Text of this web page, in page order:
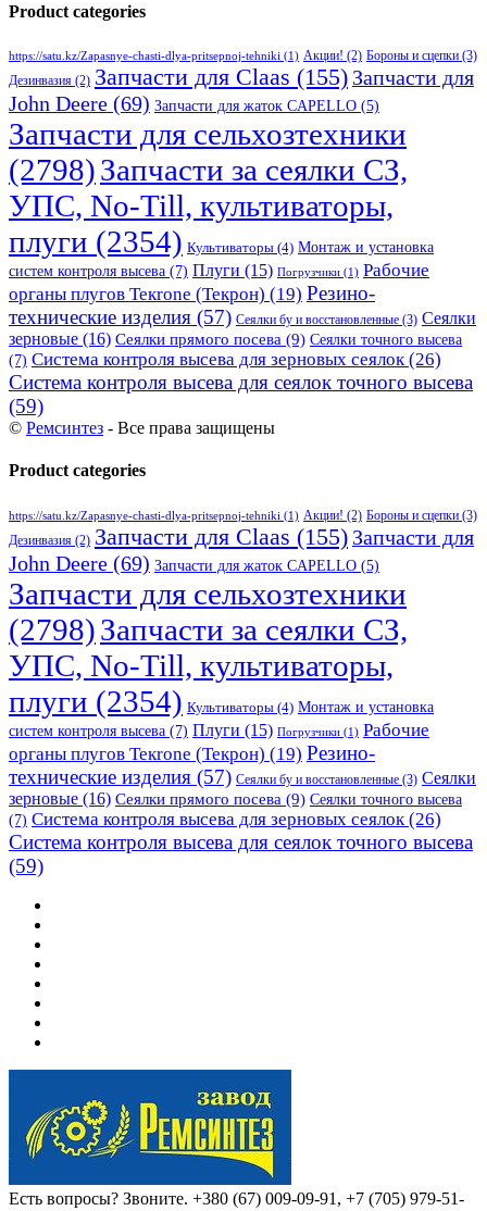
Product categories
https://satu.kz/Zapasnye-chasti-dlya-pritsepnoj-tehniki (1) Акции! (2) Бороны и сцепки (3)
Дезинвазия (2) Запчасти для Claas (155) Запчасти для
John Deere (69) Запчасти для жаток CAPELLO (5)
Запчасти для сельхозтехники
(2798)Запчасти за сеялки СЗ,
УПС, No-Till, культиваторы,
плуги (2354) Культиваторы (4) Монтаж и установка
систем контроля высева (7) Плуги (15) Погрузчики (1) Рабочие
органы плугов Текrоne (Текрон) (19) Резино-
технические изделия (57) Сеялки бу и восстановленные (3) Сеялки
зерновые (16) Сеялки прямого посева (9) Сеялки точного высева
(7) Система контроля высева для зерновых сеялок(26)
Система контроля высева для сеялок точного высева
(59)
© Ремсинтез - Все права защищены
Product categories
https://satu.kz/Zapasnye-chasti-dlya-pritsepnoj-tehniki (1) Акции! (2) Бороны и сцепки (3)
Дезинвазия (2) Запчасти для Claas (155) Запчасти для
John Deere (69) Запчасти для жаток CAPELLO (5)
Запчасти для сельхозтехники
(2798)Запчасти за сеялки СЗ,
УПС, No-Till, культиваторы,
плуги (2354) Культиваторы (4) Монтаж и установка
систем контроля высева (7) Плуги (15) Погрузчики (1) Рабочие
органы плугов Текrоne (Текрон) (19) Резино-
технические изделия (57) Сеялки бу и восстановленные (3) Сеялки
зерновые (16) Сеялки прямого посева (9) Сеялки точного высева
(7) Система контроля высева для зерновых сеялок (26)
Система контроля высева для сеялок точного высева
(59)
Есть вопросы? Звоните. +380 (67) 009-09-91, +7 (705) 979-51-